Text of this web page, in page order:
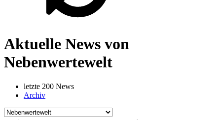
Aktuelle News von
Nebenwertewelt
letzte 200 News
Archiv